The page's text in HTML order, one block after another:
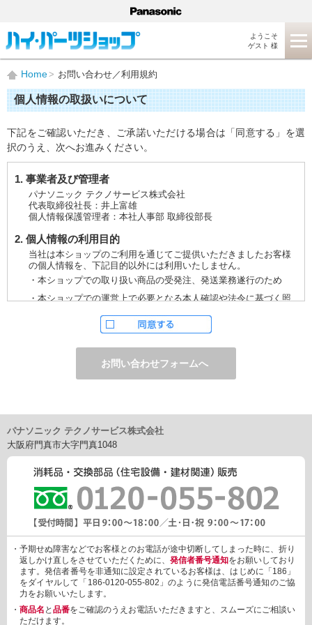
ようこそ
ゲスト 様
Home お問い合わせ／利用規約
個人情報の取扱いについて
下記をご確認いただき、ご承諾いただける場合は「同意する」を選
択のうえ、次へお進みください。
1. 事業者及び管理者
パナソニック テクノサービス株式会社
代表取締役社長：井上富雄
個人情報保護管理者：本社人事部 取締役部長
2. 個人情報の利用目的
当社は本ショップのご利用を通じてご提供いただきましたお客様
の個人情報を、下記目的以外には利用いたしません。
・本ショップでの取り扱い商品の受発注、発送業務遂行のため
・本ショップでの運営上で必要となる本人確認や法令に基づく照
ただし、お申し込みフォーム上でご希望の方のみに、下記サービ
・電子メール、ダイレクトメールなどによる情報のご提供
（1）ご提供情報の分野
・住宅関連設備・建材、家電製品、住まいづくり(新築・リフォー
車載関連商品など
（2）ご提供情報の概要
・商品、サービスに関するご提案
・商品サポート、メンテナンスに関するご提案
・キャンペーン、フェアー、イベントに関する情報ご提供
・アンケート、商品モニターに関する情報ご提供など
3. 個人情報の提供
あらかじめご本人様からご了解いただいている場合や法令で認め
られている場合を除き、個人情報を第三者に提供または開示いた
しません。
しかしながら、お客様がクレジットカード決済をご利用される場
合に限り、カード発行会社が行なう不正利用検知・防止「3Dセキ
ュア2.0」のために、お客様が利用するカード発行会社及び、決済
代行会社：GMOペイメントゲートウェイ（第三者）に、下記の情
報を開示し、本人認証を行います。
・金額など、決済に関する情報
パナソニック テクノサービス株式会社
大阪府門真市大字門真1048
・予期せぬ障害などでお客様とのお電話が途中切断してしまった時に、折り
返しかけ直しをさせていただくために、 発信者番号通知をお願いしており
ます。発信者番号を非通知に設定されているお客様は、はじめに「186」
をダイヤルして「186-0120-055-802」のように発信電話番号通知のご協
力をお願いいたします。
・ 商品名 と 品番をご確認のうえお電話いただきますと、スムーズにご相談い
ただけます。